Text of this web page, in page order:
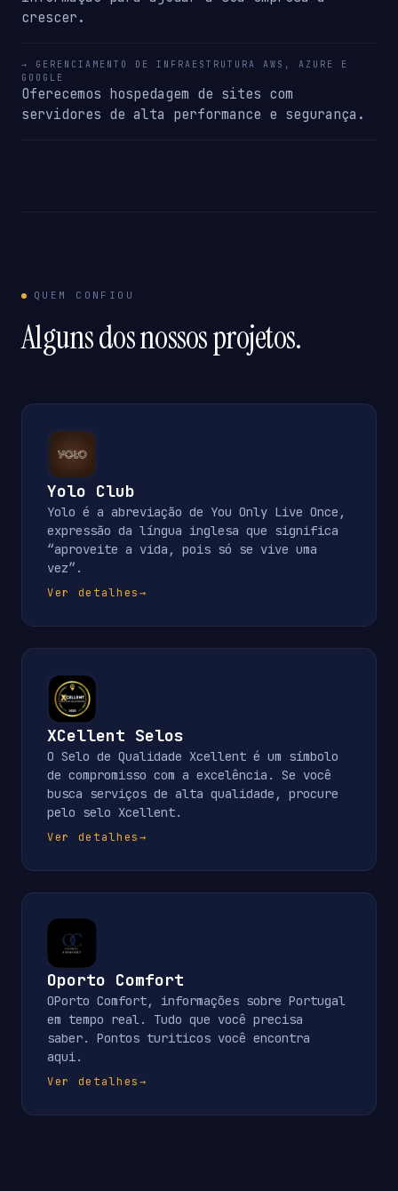
crescer.
→ GERENCIAMENTO DE INFRAESTRUTURA AWS, AZURE E
GOOGLE
Oferecemos hospedagem de sites com
servidores de alta performance e segurança.
QUEM CONFIOU
Alguns dos nossos projetos.
Yolo Club
Yolo é a abreviação de You Only Live Once,
expressão da língua inglesa que significa
“aproveite a vida, pois só se vive uma
vez”.
Ver detalhes→
XCellent Selos
O Selo de Qualidade Xcellent é um símbolo
de compromisso com a excelência. Se você
busca serviços de alta qualidade, procure
pelo selo Xcellent.
Ver detalhes→
Oporto Comfort
OPorto Comfort, informações sobre Portugal
em tempo real. Tudo que você precisa
saber. Pontos turiticos você encontra
aqui.
Ver detalhes→